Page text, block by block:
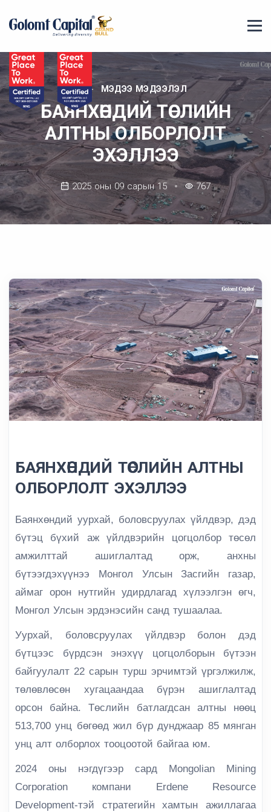
МЭДЭЭ МЭДЭЭЛЭЛ
БАЯНХӨНДИЙ ТӨСЛИЙН
АЛТНЫ ОЛБОРЛОЛТ
ЭХЭЛЛЭЭ
2025 оны 09 сарын 15 767
БАЯНХӨНДИЙ ТӨСЛИЙН АЛТНЫ
ОЛБОРЛОЛТ ЭХЭЛЛЭЭ
Баянхөндий уурхай, боловсруулах үйлдвэр, дэд
бүтэц бүхий аж үйлдвэрийн цогцолбор төсөл
амжилттай ашиглалтад орж, анхны
бүтээгдэхүүнээ Монгол Улсын Засгийн газар,
аймаг орон нутгийн удирдлагад хүлээлгэн өгч,
Монгол Улсын эрдэнэсийн санд тушаалаа.
Уурхай, боловсруулах үйлдвэр болон дэд
бүтцээс бүрдсэн энэхүү цогцолборын бүтээн
байгуулалт 22 сарын турш эрчимтэй үргэлжилж,
төлөвлөсөн хугацаандаа бүрэн ашиглалтад
орсон байна. Төслийн батлагдсан алтны нөөц
513,700 унц бөгөөд жил бүр дунджаар 85 мянган
унц алт олборлох тооцоотой байгаа юм.
2024 оны нэгдүгээр сард Mongolian Mining
Corporation компани Erdene Resource
Development-тэй стратегийн хамтын ажиллагаа